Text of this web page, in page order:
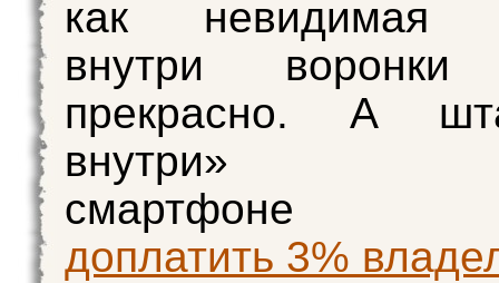
как невидимая
внутри воронки
прекрасно. А
доплатить 3%